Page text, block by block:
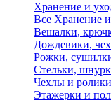
Хранение и
Все Хранение
Вешалки,
Дождевики,
Рожки,
Стельки,
Чехлы и
Этажерки и